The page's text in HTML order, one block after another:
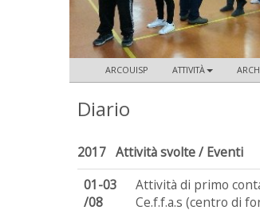
ARCOUISP ATTIVITÀ
Diario
2017 Attività svolte / Eventi
01-03
/08
Attività di primo
Ce.f.f.a.s (centro di